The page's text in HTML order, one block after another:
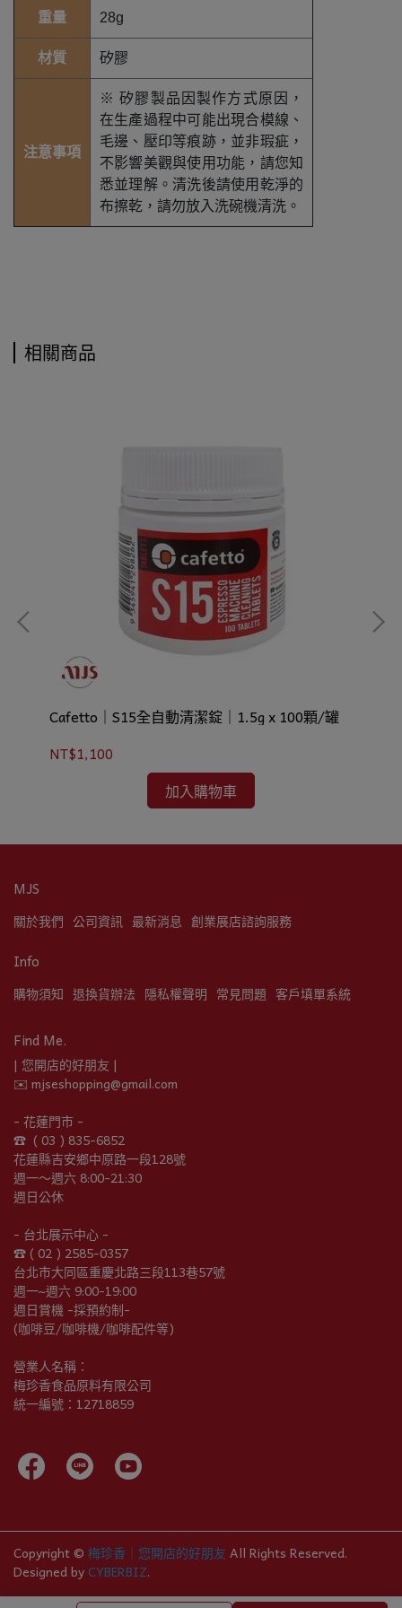
重量 28g
材質 矽膠
注意事項
※ 矽膠製品因製作方式原因，
在生產過程中可能出現合模線、
毛邊、壓印等痕跡，並非瑕疵，
不影響美觀與使用功能，請您知
悉並理解。清洗後請使用乾淨的
布擦乾，請勿放入洗碗機清洗。
相關商品
Cafetto｜S15全自動清潔錠｜1.5g x 100顆/罐
NT$1,100
加入購物車
MJS
關於我們 公司資訊 最新消息 創業展店諮詢服務
Info
購物須知 退換貨辦法 隱私權聲明 常見問題 客戶填單系統
Find Me.
| 您開店的好朋友 |
✉️ mjseshopping@gmail.com
- 花蓮門市 -
☎︎  ( 03 ) 835-6852
花蓮縣吉安鄉中原路一段128號
週一～週六 8:00-21:30
週日公休
- 台北展示中心 -
☎︎ ( 02 ) 2585-0357
台北市大同區重慶北路三段113巷57號
週一~週六 9:00-19:00
週日賞機 -採預約制-
(咖啡豆/咖啡機/咖啡配件等)
營業人名稱：
梅珍香食品原料有限公司
統一編號：12718859
Copyright © 梅珍香｜您開店的好朋友 All Rights Reserved.
Designed by CYBERBIZ.